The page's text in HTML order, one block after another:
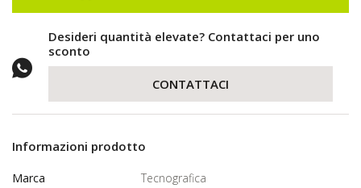
Desideri quantità elevate? Contattaci per uno
sconto
CONTATTACI
Informazioni prodotto
Marca
Tecnografica